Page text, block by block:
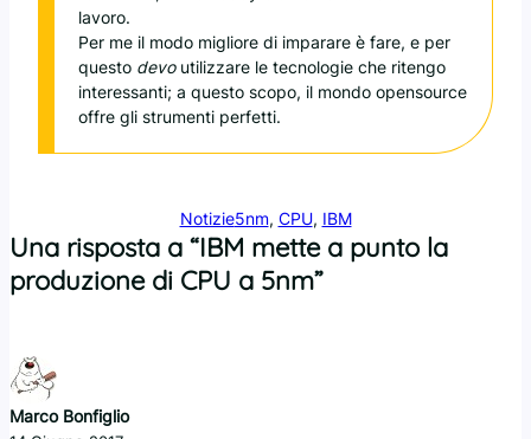
lavoro.
Per me il modo migliore di imparare è fare, e per
questo devoutilizzare le tecnologie che ritengo
interessanti; a questo scopo, il mondo opensource
offre gli strumenti perfetti.
Notizie5nm, CPU, IBM
Una risposta a “IBM mette a punto la
produzione di CPU a 5nm”
Marco Bonfiglio